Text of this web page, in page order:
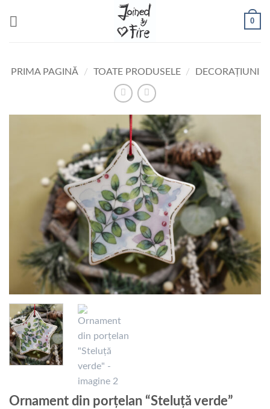
0
PRIMA PAGINĂ / TOATE PRODUSELE / DECORAȚIUNI
Ornament din porțelan “Steluță verde”